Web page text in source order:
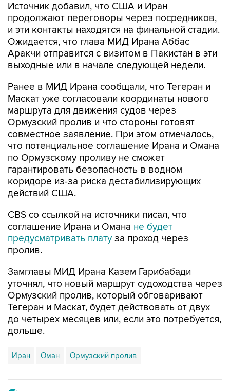
Источник добавил, что США и Иран
продолжают переговоры через посредников,
и эти контакты находятся на финальной стадии.
Ожидается, что глава МИД Ирана Аббас
Аракчи отправится с визитом в Пакистан в эти
выходные или в начале следующей недели.
Ранее в МИД Ирана сообщали, что Тегеран и
Маскат уже согласовали координаты нового
маршрута для движения судов через
Ормузский пролив и что стороны готовят
совместное заявление. При этом отмечалось,
что потенциальное соглашение Ирана и Омана
по Ормузскому проливу не сможет
гарантировать безопасность в водном
коридоре из-за риска дестабилизирующих
действий США.
CBS со ссылкой на источники писал, что
соглашение Ирана и Омана не будет
предусматривать плату за проход через
пролив.
Замглавы МИД Ирана Казем Гарибабади
уточнял, что новый маршрут судоходства через
Ормузский пролив, который обговаривают
Тегеран и Маскат, будет действовать от двух
до четырех месяцев или, если это потребуется,
дольше.
Иран Оман Ормузский пролив